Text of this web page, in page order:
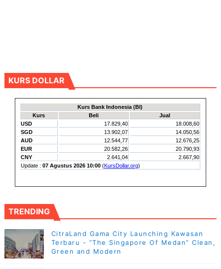
KURS DOLLAR
TRENDING
CitraLand Gama City Launching Kawasan
Terbaru - “The Singapore Of Medan” Clean,
Green and Modern